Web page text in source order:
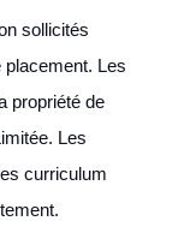
sollicités
placement. Les
propriété de
Les
curriculum